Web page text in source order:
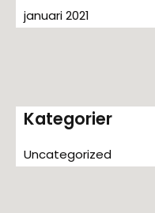
januari 2021
Kategorier
Uncategorized